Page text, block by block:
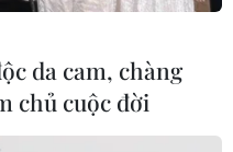
tại Mũi
da cam, chàng
chủ cuộc đời